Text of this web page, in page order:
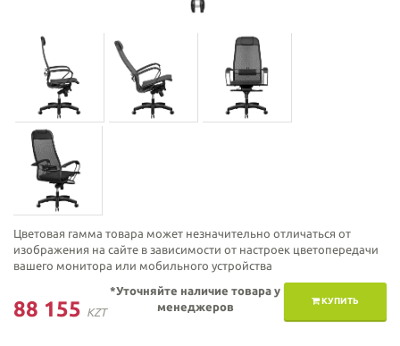
Цветовая гамма товара может незначительно отличаться от
изображения на сайте в зависимости от настроек цветопередачи
вашего монитора или мобильного устройства
88 155 KZT
КУПИТЬ
*Уточняйте наличие товара у
менеджеров